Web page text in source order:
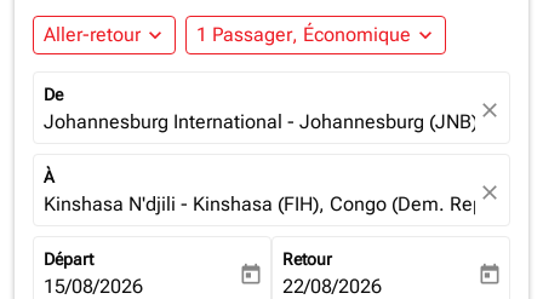
Aller-retour expand_more 1 Passager, Économique expand_more
De
Johannesburg International - Johannesburg (JNB),close
À
Kinshasa N'djili - Kinshasa (FIH), Congo (Dem. Rep.)
close
Départ
fc-booking-departure-date-aria-label
15/08/2026 today
Retour
fc-booking-return-date-aria-
22/08/2026 today